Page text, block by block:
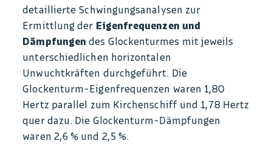
detaillierte Schwingungsanalysen zur
Ermittlung der Eigenfrequenzen und
Dämpfungen des Glockenturmes mit jeweils
unterschiedlichen horizontalen
Unwuchtkräften durchgeführt. Die
Glockenturm-Eigenfrequenzen waren 1,80
Hertz parallel zum Kirchenschiff und 1,78 Hertz
quer dazu. Die Glockenturm-Dämpfungen
waren 2,6 % und 2,5 %.